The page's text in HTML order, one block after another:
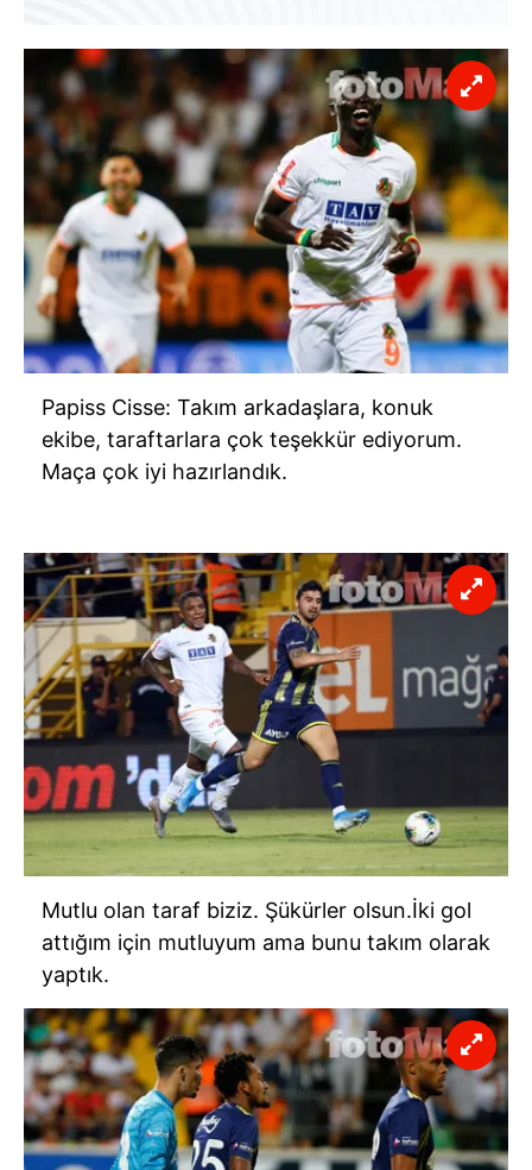
Papiss Cisse: Takım arkadaşlara, konuk
ekibe, taraftarlara çok teşekkür ediyorum.
Maça çok iyi hazırlandık.
Mutlu olan taraf biziz. Şükürler olsun.İki gol
attığım için mutluyum ama bunu takım olarak
yaptık.